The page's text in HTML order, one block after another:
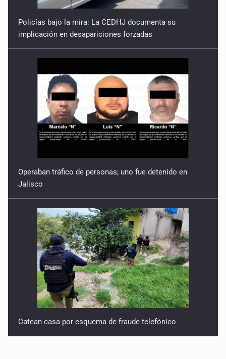
Policías bajo la mira: La CEDHJ documenta su
implicación en desapariciones forzadas
Operaban tráfico de personas; uno fue detenido en
Jalisco
Catean casa por esquema de fraude telefónico